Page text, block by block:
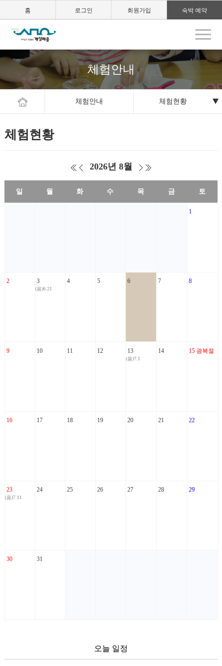
홈 로그인 회원가입 숙박 예약
체험안내
체험안내 체험현황
체험현황
2026년 8월
일 월 화 수 목 금 토
1
2 3
(음)6.21
4 5 6 7 8
9 10 11 12 13
(음)7.1
14 15 광복절
16 17 18 19 20 21 22
23
(음)7.11
24 25 26 27 28 29
30 31
오늘 일정